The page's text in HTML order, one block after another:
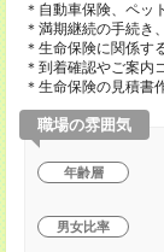
＊自動車保険、ペッ
＊満期継続の手続き
＊生命保険に関係す
＊到着確認やご案内
＊生命保険の見積書
職場の雰囲気
年齢層
男女比率